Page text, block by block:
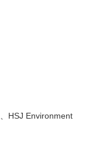
HSJ Environment